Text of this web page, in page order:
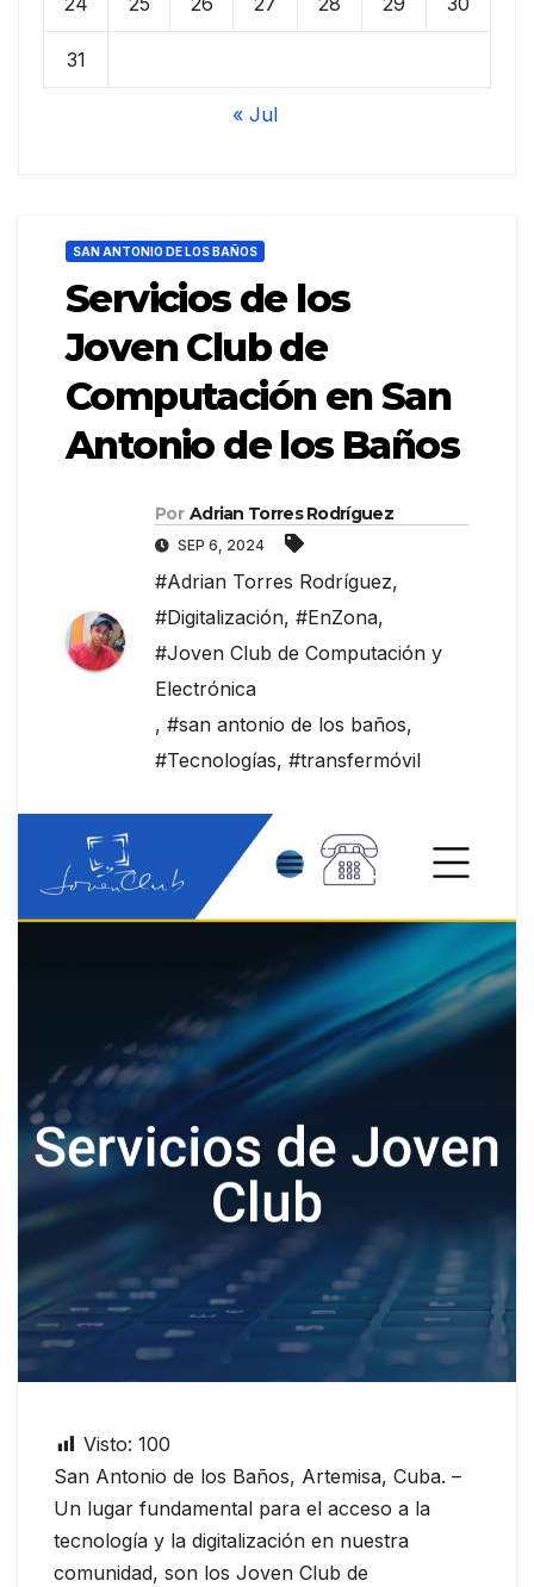
31
« Jul
SAN ANTONIO DE LOS BAÑOS
Servicios de los
Joven Club de
Computación en San
Antonio de los Baños
Por Adrian Torres Rodríguez
SEP 6, 2024
#Adrian Torres Rodríguez,
#Digitalización, #EnZona,
#Joven Club de Computación y
Electrónica
, #san antonio de los baños,
#Tecnologías, #transfermóvil
Visto: 100
San Antonio de los Baños, Artemisa, Cuba. –
Un lugar fundamental para el acceso a la
tecnología y la digitalización en nuestra
comunidad, son los Joven Club de